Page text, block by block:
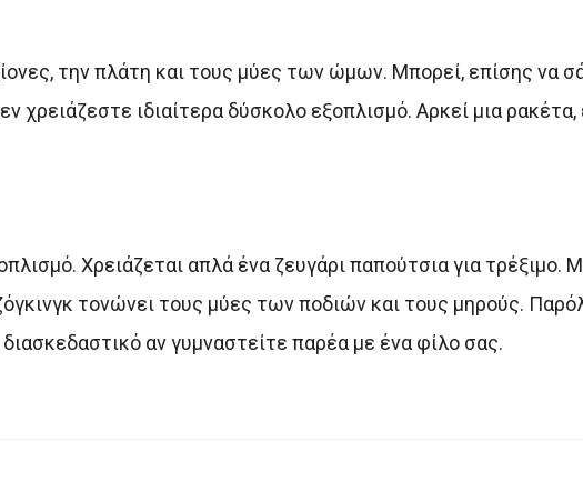
την πλάτη και τους μύες των ώμων. Μπορεί, επίσης να
χρειάζεστε ιδιαίτερα δύσκολο εξοπλισμό. Αρκεί μια
Χρειάζεται απλά ένα ζευγάρι παπούτσια για
τονώνει τους μύες των ποδιών και τους μηρούς.
αν γυμναστείτε παρέα με ένα φίλο σας.